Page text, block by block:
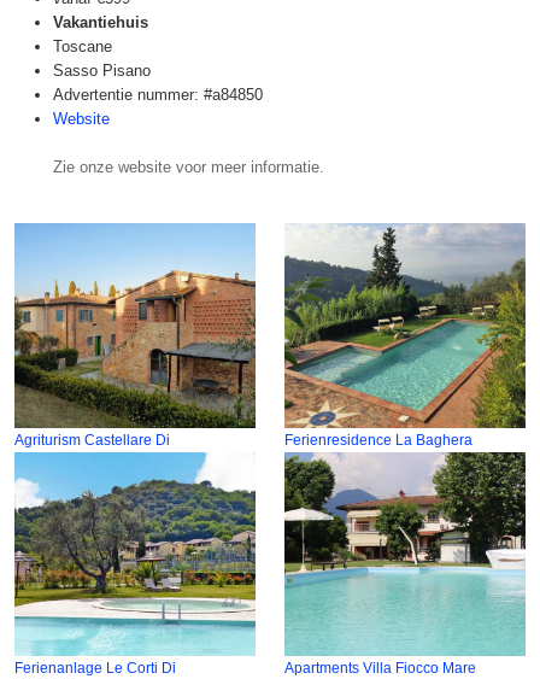
Vakantiehuis
Toscane
Sasso Pisano
Advertentie nummer: #a84850
Website
Zie onze website voor meer informatie.
Agriturism Castellare Di Ferienresidence La Baghera
Ferienanlage Le Corti Di Apartments Villa Fiocco Mare